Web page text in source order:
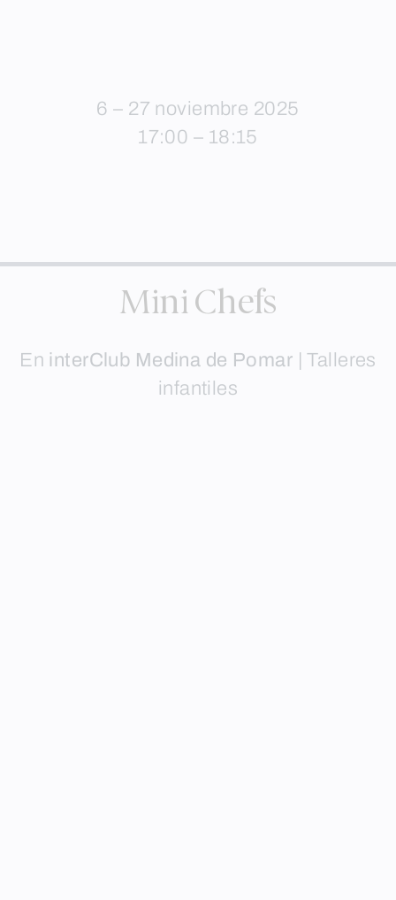
6 – 27 noviembre 2025
17:00 – 18:15
Mini Chefs
En interClub Medina de Pomar |Talleres
infantiles